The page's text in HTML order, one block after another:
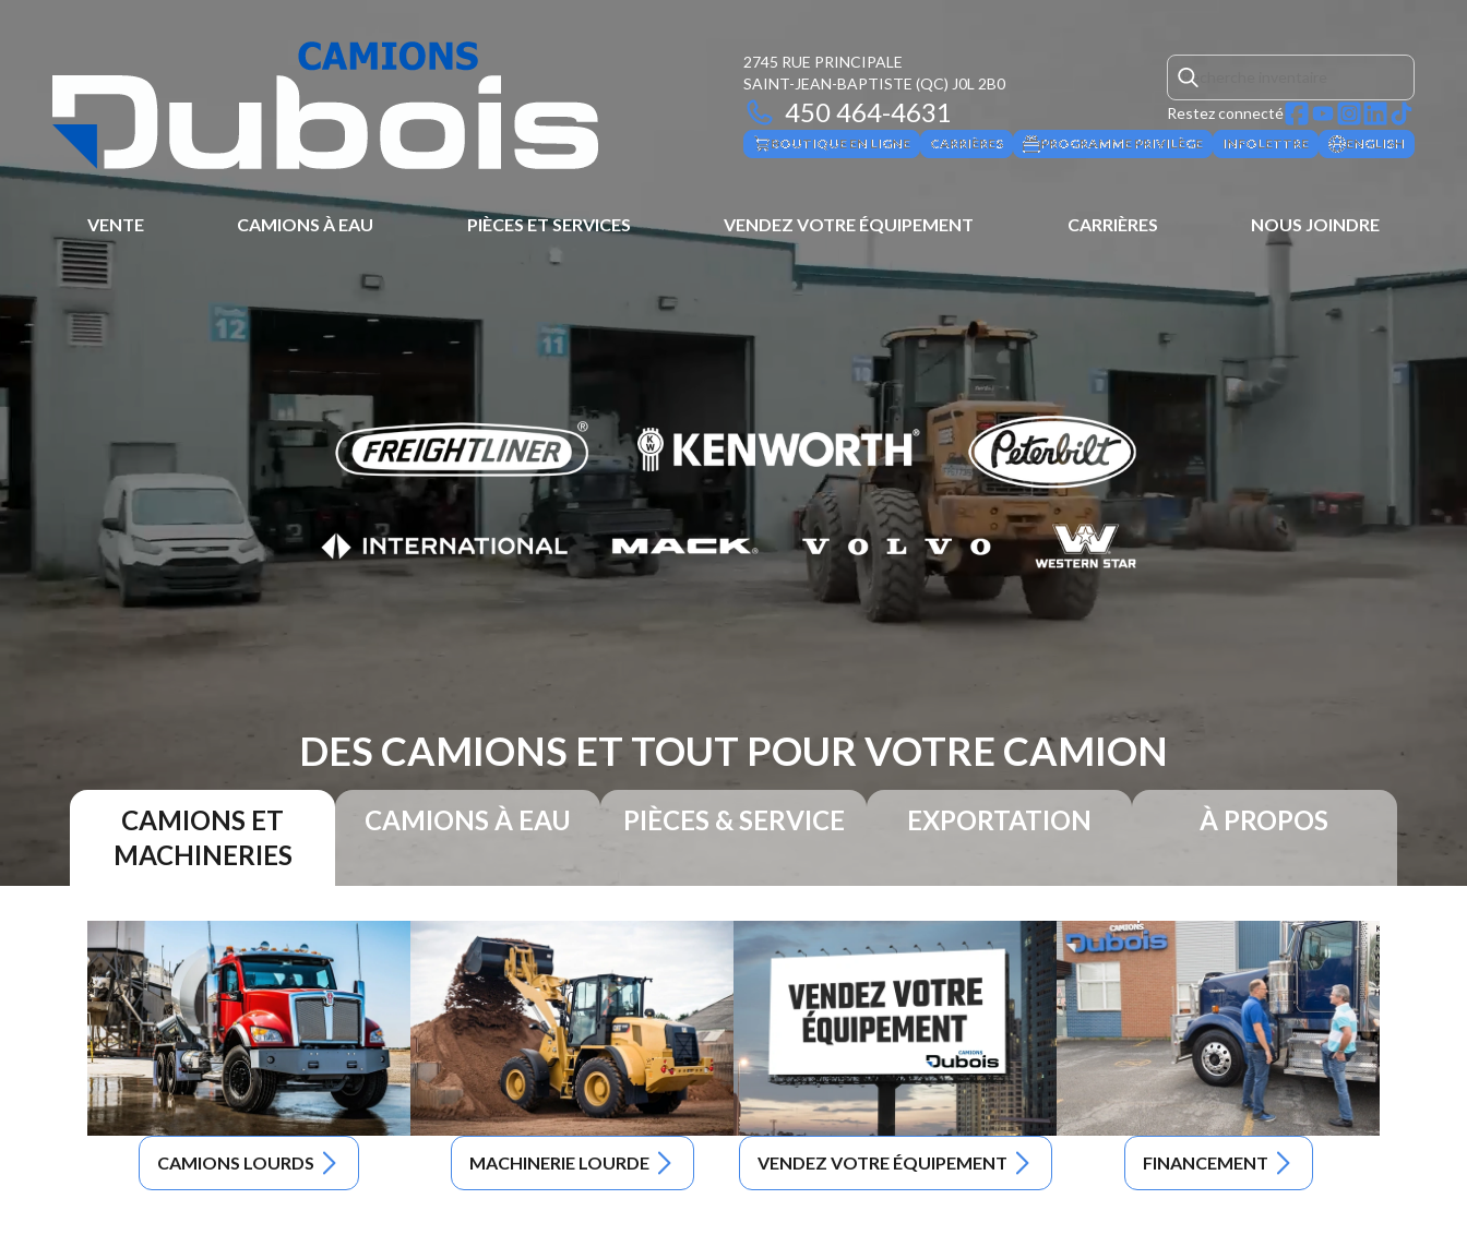
2745 RUE PRINCIPALE
SAINT-JEAN-BAPTISTE (QC) J0L 2B0
450 464-4631 Restez connecté
BOUTIQUE EN LIGNE CARRIÈRES PROGRAMME PRIVILÈGE INFOLETTRE ENGLISH
VENTE CAMIONS À EAU PIÈCES ET SERVICES VENDEZ VOTRE ÉQUIPEMENT CARRIÈRES NOUS JOINDRE
DES CAMIONS ET TOUT POUR VOTRE CAMION
CAMIONS ET
MACHINERIES
CAMIONS À EAU PIÈCES & SERVICE EXPORTATION À PROPOS
CAMIONS LOURDS MACHINERIE LOURDE VENDEZ VOTRE ÉQUIPEMENT FINANCEMENT